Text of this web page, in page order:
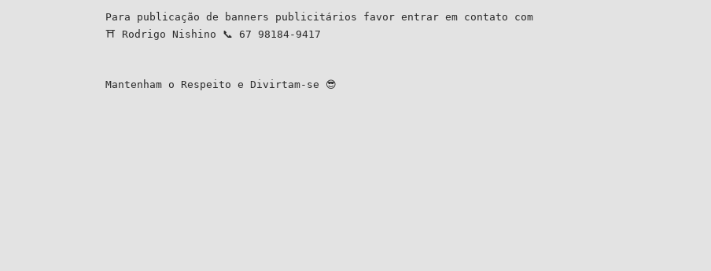
Para publicação de banners publicitários favor entrar em contato com
⛩️ Rodrigo Nishino 📞 67 98184-9417
Mantenham o Respeito e Divirtam-se 😎